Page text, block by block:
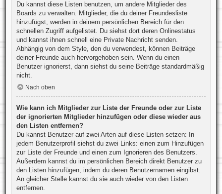
Du kannst diese Listen benutzen, um andere Mitglieder des
Boards zu verwalten. Mitglieder, die du deiner Freundesliste
hinzufügst, werden in deinem persönlichen Bereich für den
schnellen Zugriff aufgelistet. Du siehst dort deren Onlinestatus
und kannst ihnen schnell eine Private Nachricht senden.
Abhängig von dem Style, den du verwendest, können Beiträge
deiner Freunde auch hervorgehoben sein. Wenn du einen
Benutzer ignorierst, dann siehst du seine Beiträge standardmäßig
nicht.
Nach oben
Wie kann ich Mitglieder zur Liste der Freunde oder zur Liste
der ignorierten Mitglieder hinzufügen oder diese wieder aus
den Listen entfernen?
Du kannst Benutzer auf zwei Arten auf diese Listen setzen: In
jedem Benutzerprofil siehst du zwei Links: einen zum Hinzufügen
zur Liste der Freunde und einen zum Ignorieren des Benutzers.
Außerdem kannst du im persönlichen Bereich direkt Benutzer zu
den Listen hinzufügen, indem du deren Benutzernamen eingibst.
An gleicher Stelle kannst du sie auch wieder von den Listen
entfernen.